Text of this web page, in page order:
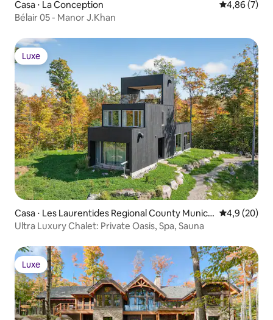
Casa ⋅ La Conception 4,86 de uma
4,86 (7)
Bélair 05 - Manor J.Khan
Luxe
Luxe
Casa ⋅ Les Laurentides Regional County Munici
pality
4,9 de uma
4,9 (20)
Ultra Luxury Chalet: Private Oasis, Spa, Sauna
Luxe
Luxe